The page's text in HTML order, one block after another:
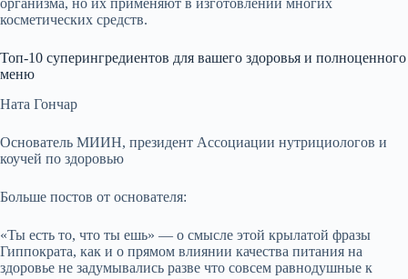
организма, но их применяют в изготовлении многих
косметических средств.
Топ-10 суперингредиентов для вашего здоровья и полноценного
меню
Ната Гончар
Основатель МИИН, президент Ассоциации нутрициологов и
коучей по здоровью
Больше постов от основателя:
«Ты есть то, что ты ешь» — о смысле этой крылатой фразы
Гиппократа, как и о прямом влиянии качества питания на
здоровье не задумывались разве что совсем равнодушные к